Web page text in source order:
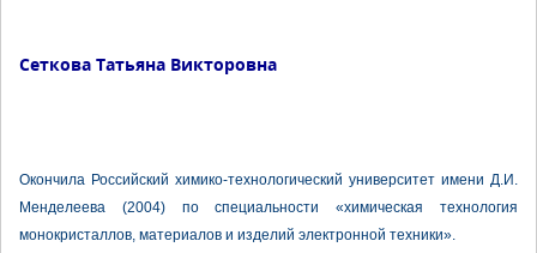
Сеткова Татьяна Викторовна
Окончила Российский химико-технологический университет имени Д.И.
Менделеева (2004) по специальности «химическая технология
монокристаллов, материалов и изделий электронной техники».